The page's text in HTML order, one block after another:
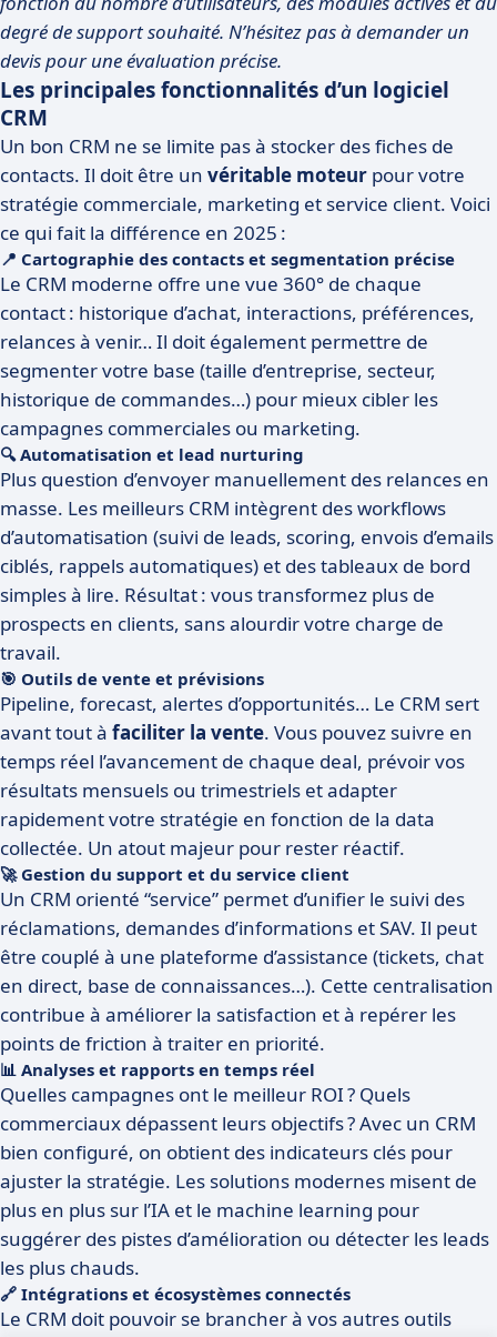
degré de support souhaité. N’hésitez pas à demander un
devis pour une évaluation précise.
Les principales fonctionnalités d’un logiciel
CRM
Un bon CRM ne se limite pas à stocker des fiches de
contacts. Il doit être un véritable moteur pour votre
stratégie commerciale, marketing et service client. Voici
ce qui fait la différence en 2025 :
📍 Cartographie des contacts et segmentation précise
Le CRM moderne offre une vue 360° de chaque
contact : historique d’achat, interactions, préférences,
relances à venir… Il doit également permettre de
segmenter votre base (taille d’entreprise, secteur,
historique de commandes…) pour mieux cibler les
campagnes commerciales ou marketing.
🔍 Automatisation et lead nurturing
Plus question d’envoyer manuellement des relances en
masse. Les meilleurs CRM intègrent des workflows
d’automatisation (suivi de leads, scoring, envois d’emails
ciblés, rappels automatiques) et des tableaux de bord
simples à lire. Résultat : vous transformez plus de
prospects en clients, sans alourdir votre charge de
travail.
🎯 Outils de vente et prévisions
Pipeline, forecast, alertes d’opportunités… Le CRM sert
avant tout à faciliter la vente. Vous pouvez suivre en
temps réel l’avancement de chaque deal, prévoir vos
résultats mensuels ou trimestriels et adapter
rapidement votre stratégie en fonction de la data
collectée. Un atout majeur pour rester réactif.
🚀 Gestion du support et du service client
Un CRM orienté “service” permet d’unifier le suivi des
réclamations, demandes d’informations et SAV. Il peut
être couplé à une plateforme d’assistance (tickets, chat
en direct, base de connaissances…). Cette centralisation
contribue à améliorer la satisfaction et à repérer les
points de friction à traiter en priorité.
📊 Analyses et rapports en temps réel
Quelles campagnes ont le meilleur ROI ? Quels
commerciaux dépassent leurs objectifs ? Avec un CRM
bien configuré, on obtient des indicateurs clés pour
ajuster la stratégie. Les solutions modernes misent de
plus en plus sur l’IA et le machine learning pour
suggérer des pistes d’amélioration ou détecter les leads
les plus chauds.
🔗 Intégrations et écosystèmes connectés
Le CRM doit pouvoir se brancher à vos autres outils